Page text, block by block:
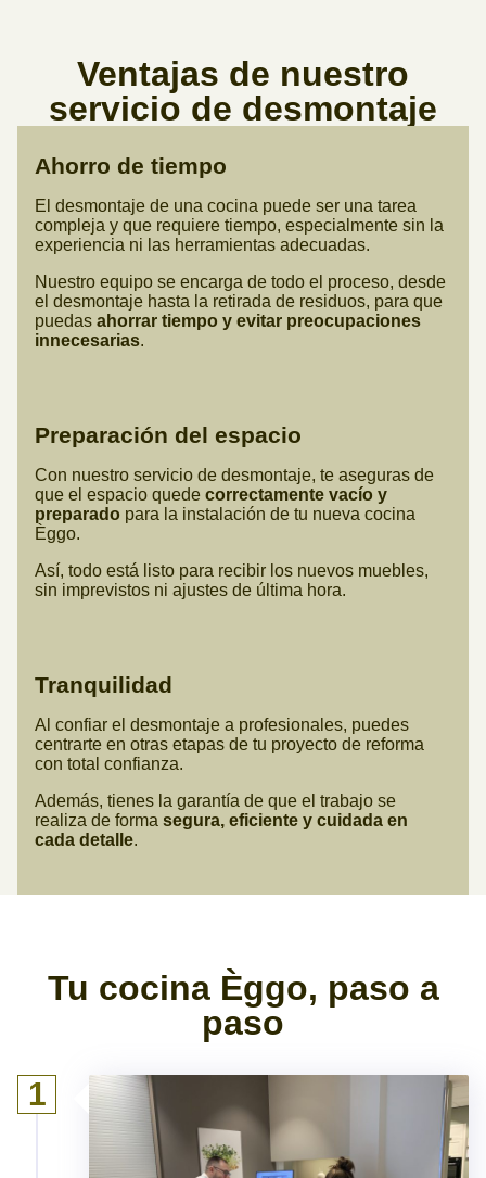
Ventajas de nuestro
servicio de desmontaje
Ahorro de tiempo
El desmontaje de una cocina puede ser una tarea
compleja y que requiere tiempo, especialmente sin la
experiencia ni las herramientas adecuadas.
Nuestro equipo se encarga de todo el proceso, desde
el desmontaje hasta la retirada de residuos, para que
puedas ahorrar tiempo y evitar preocupaciones
innecesarias.
Preparación del espacio
Con nuestro servicio de desmontaje, te aseguras de
que el espacio quede correctamente vacío y
preparado para la instalación de tu nueva cocina
Èggo.
Así, todo está listo para recibir los nuevos muebles,
sin imprevistos ni ajustes de última hora.
Tranquilidad
Al confiar el desmontaje a profesionales, puedes
centrarte en otras etapas de tu proyecto de reforma
con total confianza.
Además, tienes la garantía de que el trabajo se
realiza de forma segura, eficiente y cuidada en
cada detalle.
Tu cocina Èggo, paso a
paso
1